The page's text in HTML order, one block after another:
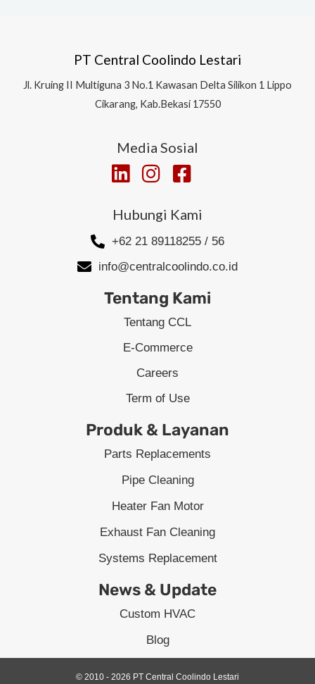
PT Central Coolindo Lestari
Jl. Kruing II Multiguna 3 No.1 Kawasan Delta Silikon 1 Lippo
Cikarang, Kab.Bekasi 17550
Media Sosial
Hubungi Kami
+62 21 89118255 / 56
info@centralcoolindo.co.id
Tentang Kami
Tentang CCL
E-Commerce
Careers
Term of Use
Produk & Layanan
Parts Replacements
Pipe Cleaning
Heater Fan Motor
Exhaust Fan Cleaning
Systems Replacement
News & Update
Custom HVAC
Blog
© 2010 - 2026 PT Central Coolindo Lestari